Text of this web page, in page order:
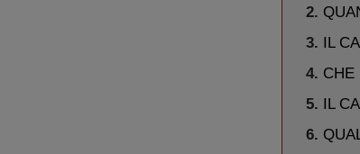
IL
CHE
IL